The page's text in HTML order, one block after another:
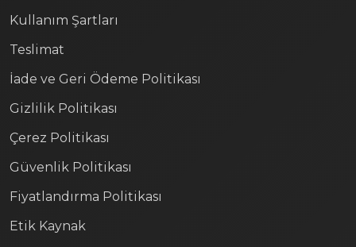
Kullanım Şartları
Teslimat
İade ve Geri Ödeme Politikası
Gizlilik Politikası
Çerez Politikası
Güvenlik Politikası
Fiyatlandırma Politikası
Etik Kaynak